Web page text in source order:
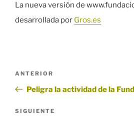
La nueva versión de
desarrollada por Gros.es
entradas
Entrada
anterior:
ANTERIOR
Peligra la actividad de la
Siguiente
SIGUIENTE